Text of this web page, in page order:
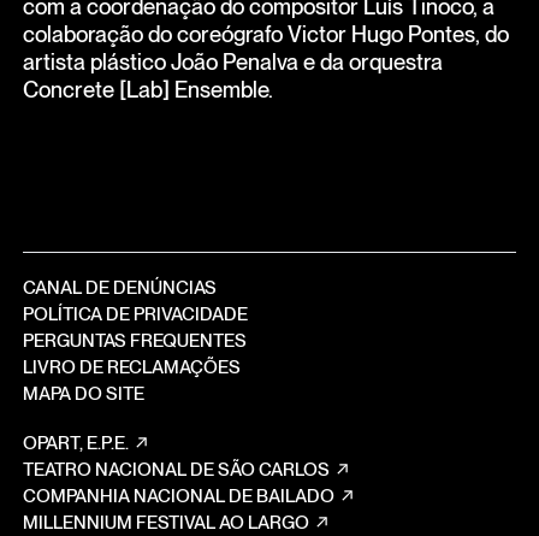
com a coordenação do compositor Luís Tinoco, a
colaboração do coreógrafo Victor Hugo Pontes, do
artista plástico João Penalva e da orquestra
Concrete [Lab] Ensemble.
CANAL DE DENÚNCIAS
POLÍTICA DE PRIVACIDADE
PERGUNTAS FREQUENTES
LIVRO DE RECLAMAÇÕES
MAPA DO SITE
OPART, E.P.E.
TEATRO NACIONAL DE SÃO CARLOS
COMPANHIA NACIONAL DE BAILADO
MILLENNIUM FESTIVAL AO LARGO